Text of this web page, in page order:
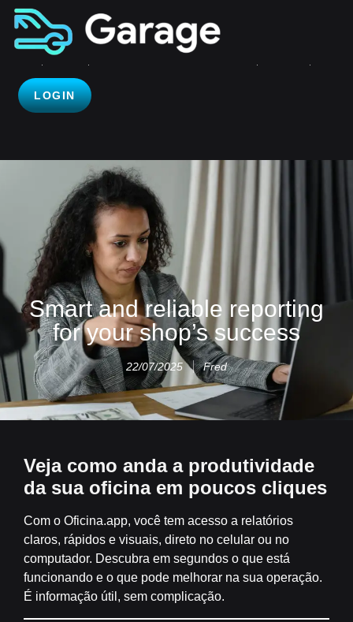
LOGIN
Smart and reliable reporting
for your shop’s success
22/07/2025 Fred
Veja como anda a produtividade
da sua oficina em poucos cliques
Com o Oficina.app, você tem acesso a relatórios
claros, rápidos e visuais, direto no celular ou no
computador. Descubra em segundos o que está
funcionando e o que pode melhorar na sua operação.
É informação útil, sem complicação.